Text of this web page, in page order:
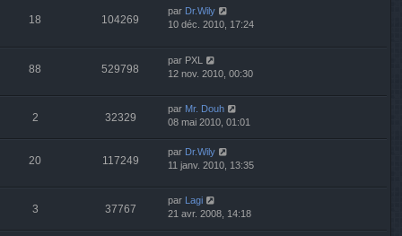
18 104269
par Dr.Wily
10 déc. 2010, 17:24
88 529798
par PXL
12 nov. 2010, 00:30
2 32329
par Mr. Douh
08 mai 2010, 01:01
20 117249
par Dr.Wily
11 janv. 2010, 13:35
3 37767
par Lagi
21 avr. 2008, 14:18